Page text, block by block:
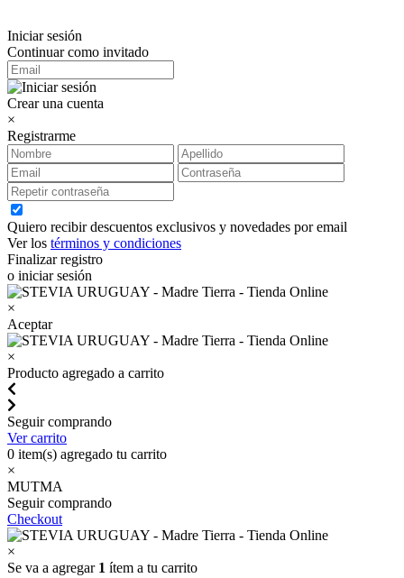
Iniciar sesión
Continuar como invitado
Crear una cuenta
×
Registrarme
Quiero recibir descuentos exclusivos y novedades por email
Ver los términos y condiciones
Finalizar registro
o iniciar sesión
×
Aceptar
×
Producto agregado a carrito
Seguir comprando
Ver carrito
0 item(s) agregado tu carrito
×
MUTMA
Seguir comprando
Checkout
×
Se va a agregar 1 ítem a tu carrito